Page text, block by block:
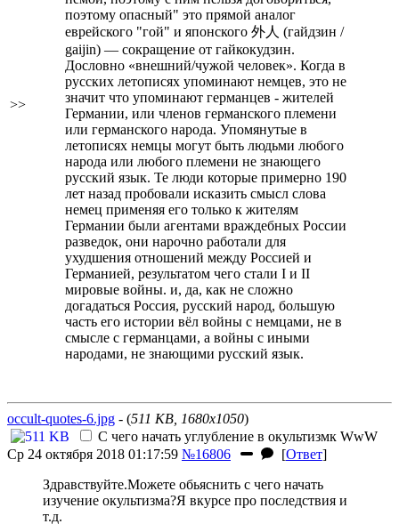
>>
поэтому опасный" это прямой аналог
еврейского "гой" и японского 外人 (гайдзин /
gaijin) — сокращение от гайкокудзин.
Дословно «внешний/чужой человек». Когда в
русских летописях упоминают немцев, это не
значит что упоминают германцев - жителей
Германии, или членов германского племени
или германского народа. Упомянутые в
летописях немцы могут быть людьми любого
народа или любого племени не знающего
русский язык. Те люди которые примерно 190
лет назад пробовали исказить смысл слова
немец применяя его только к жителям
Германии были агентами враждебных России
разведок, они нарочно работали для
ухудшения отношений между Россией и
Германией, результатом чего стали I и II
мировые войны. и, да, как не сложно
догадаться Россия, русский народ, большую
часть его истории вёл войны с немцами, не в
смысле с германцами, а войны с иными
народами, не знающими русский язык.
occult-quotes-6.jpg - (511 KB, 1680x1050)
С чего начать углубление в окультизмк WwW
Ср 24 октября 2018 01:17:59 №16806 [Ответ]
Здравствуйте.Можете обьяснить с чего начать
изучение окультизма?Я вкурсе про последствия и
т.д.